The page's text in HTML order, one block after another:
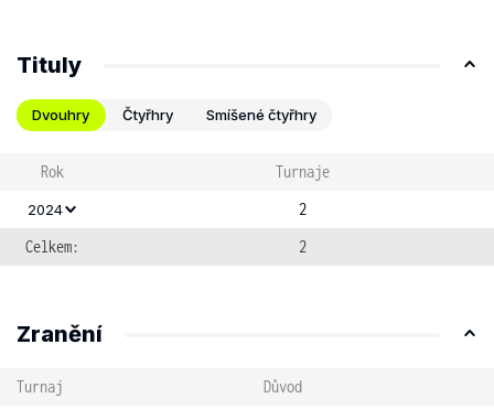
Tituly
Dvouhry Čtyřhry Smíšené čtyřhry
Rok Turnaje
2024
2
Celkem:
2
Zranění
Turnaj Důvod